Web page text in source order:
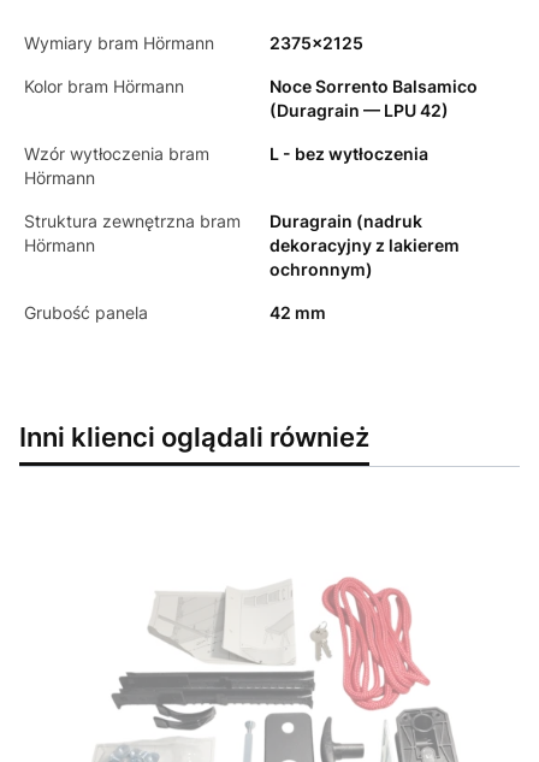
Wymiary bram Hörmann 2375x2125
Kolor bram Hörmann
Noce Sorrento Balsamico
(Duragrain — LPU 42)
Wzór wytłoczenia bram
Hörmann
L - bez wytłoczenia
Struktura zewnętrzna bram
Hörmann
Duragrain (nadruk
dekoracyjny z lakierem
ochronnym)
Grubość panela 42 mm
Inni klienci oglądali również